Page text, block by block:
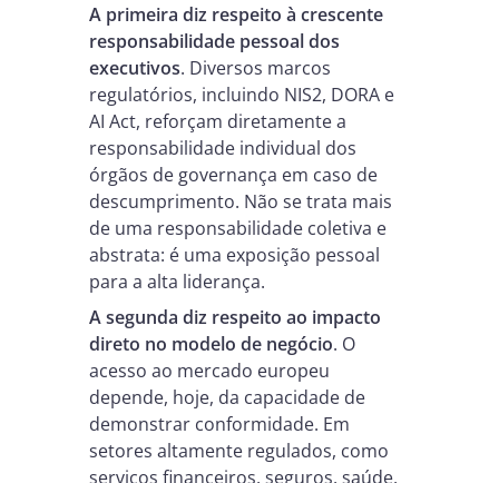
A primeira diz respeito à crescente
responsabilidade pessoal dos
executivos. Diversos marcos
regulatórios, incluindo NIS2, DORA e
AI Act, reforçam diretamente a
responsabilidade individual dos
órgãos de governança em caso de
descumprimento. Não se trata mais
de uma responsabilidade coletiva e
abstrata: é uma exposição pessoal
para a alta liderança.
A segunda diz respeito ao impacto
direto no modelo de negócio. O
acesso ao mercado europeu
depende, hoje, da capacidade de
demonstrar conformidade. Em
setores altamente regulados, como
serviços financeiros, seguros, saúde,